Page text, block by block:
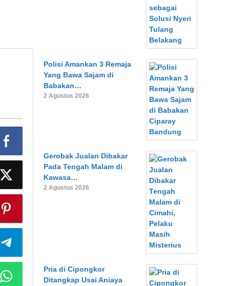
Polisi Amankan 3 Remaja
Yang Bawa Sajam di
Babakan…
2 Agustus 2026
Gerobak Jualan Dibakar
Pada Tengah Malam di
Kawasa…
2 Agustus 2026
Pria di Cipongkor
Ditangkap Usai Aniaya